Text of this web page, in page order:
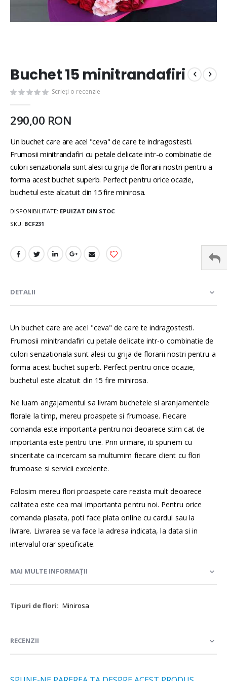
Buchet 15 minitrandafiri
Scrieți o recenzie
290,00 RON
Un buchet care are acel "ceva" de care te indragostesti.
Frumosii minitrandafiri cu petale delicate intr-o combinatie de
culori senzationala sunt alesi cu grija de florarii nostri pentru a
forma acest buchet superb. Perfect pentru orice ocazie,
buchetul este alcatuit din 15 fire minirosa.
DISPONIBILITATE: EPUIZAT DIN STOC
SKU BCF231
DETALII
Un buchet care are acel "ceva" de care te indragostesti.
Frumosii minitrandafiri cu petale delicate intr-o combinatie de
culori senzationala sunt alesi cu grija de florarii nostri pentru a
forma acest buchet superb. Perfect pentru orice ocazie,
buchetul este alcatuit din 15 fire minirosa.
Ne luam angajamentul sa livram buchetele si aranjamentele
florale la timp, mereu proaspete si frumoase. Fiecare
comanda este importanta pentru noi deoarece stim cat de
importanta este pentru tine. Prin urmare, iti spunem cu
sinceritate ca incercam sa multumim fiecare client cu flori
frumoase si servicii excelente.
Folosim mereu flori proaspete care rezista mult deoarece
calitatea este cea mai importanta pentru noi. Pentru orice
comanda plasata, poti face plata online cu cardul sau la
livrare. Livrarea se va face la adresa indicata, la data si in
intervalul orar specificate.
MAI MULTE INFORMAȚII
Mai
Minirosa
RECENZII